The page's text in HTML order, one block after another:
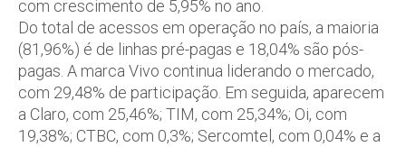
com crescimento de 5,95% no ano.
Do total de acessos em operação no país, a maioria
(81,96%) é de linhas pré-pagas e 18,04% são pós-
pagas. A marca Vivo continua liderando o mercado,
com 29,48% de participação. Em seguida, aparecem
a Claro, com 25,46%; TIM, com 25,34%; Oi, com
19,38%; CTBC, com 0,3%; Sercomtel, com 0,04% e a